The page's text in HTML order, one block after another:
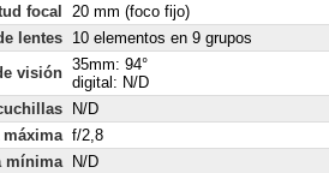
focal
20 mm (foco fijo)
lentes 10 elementos en 9 grupos
visión 35mm: 94°
digital: N/D
N/D
máxima f/2,8
mínima
N/D